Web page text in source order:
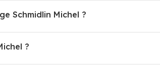
Schmidlin Michel ?
?